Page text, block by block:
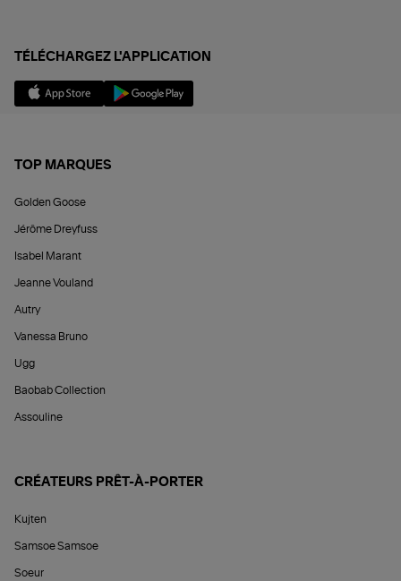
TÉLÉCHARGEZ L'APPLICATION
TOP MARQUES
Golden Goose
Jérôme Dreyfuss
Isabel Marant
Jeanne Vouland
Autry
Vanessa Bruno
Ugg
Baobab Collection
Assouline
CRÉATEURS PRÊT-À-PORTER
Kujten
Samsoe Samsoe
Soeur